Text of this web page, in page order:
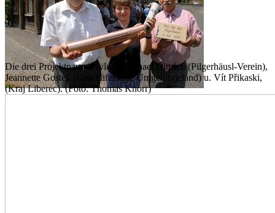
Die drei Projektpartner (vlnr): Michael Dittrich (Pilgerhäusl-Verein),
Jeannette Gosteli (Geschäftsstelle Umgebindeland) u. Vít Přikaski,
(Kraj Liberec). (Foto: Thomas Knorr)